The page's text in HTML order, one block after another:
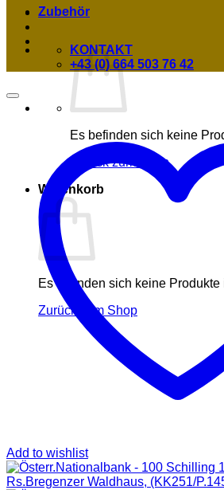
Es befinden sich keine
Zurück zum Shop
Warenkorb
Es befinden sich keine Produkte
Zurück zum Shop
Zubehör
KONTAKT
+43 (0) 664 503 76 42
Add to wishlist